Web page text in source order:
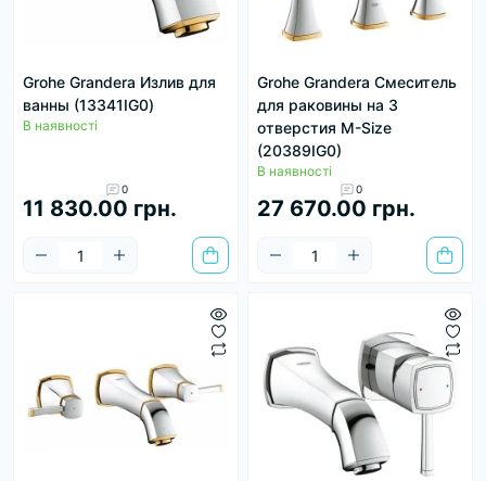
Grohe Grandera Излив для
ванны (13341IG0)
В наявності
0
11 830.00 грн.
Grohe Grandera Смеситель
для раковины на 3
отверстия M-Size
(20389IG0)
В наявності
0
27 670.00 грн.